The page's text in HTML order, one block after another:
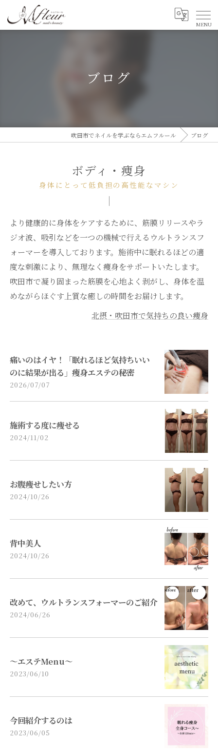
ブログ
吹田市でネイルを学ぶならエムフルール ブログ
ボディ・痩身
身体にとって低負担の高性能なマシン
より健康的に身体をケアするために、筋膜リリースやラ
ジオ波、吸引などを一つの機械で行えるウルトランスフ
ォーマーを導入しております。施術中に眠れるほどの適
度な刺激により、無理なく痩身をサポートいたします。
吹田市で凝り固まった筋膜を心地よく剥がし、身体を温
めながらほぐす上質な癒しの時間をお届けします。
北摂・吹田市で気持ちの良い痩身
痛いのはイヤ！「眠れるほど気持ちいい
のに結果が出る」痩身エステの秘密
2026/07/07
施術する度に痩せる
2024/11/02
お腹痩せしたい方
2024/10/26
背中美人
2024/10/26
改めて、ウルトランスフォーマーのご紹介
2024/06/26
～エステMenu～
2023/06/10
今回紹介するのは
2023/06/05